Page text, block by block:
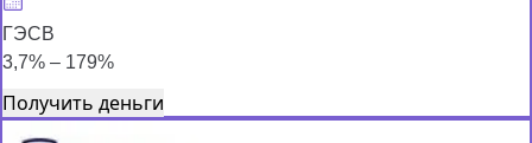
ГЭСВ
3,7% – 179%
Получить деньги